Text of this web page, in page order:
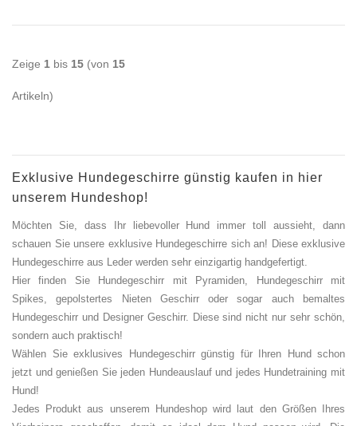
Zeige 1 bis 15 (von 15
Artikeln)
Exklusive Hundegeschirre günstig kaufen in hier
unserem Hundeshop!
Möchten Sie, dass Ihr liebevoller Hund immer toll aussieht, dann
schauen Sie unsere exklusive Hundegeschirre sich an! Diese exklusive
Hundegeschirre aus Leder werden sehr einzigartig handgefertigt.
Hier finden Sie Hundegeschirr mit Pyramiden, Hundegeschirr mit
Spikes, gepolstertes Nieten Geschirr oder sogar auch bemaltes
Hundegeschirr und Designer Geschirr. Diese sind nicht nur sehr schön,
sondern auch praktisch!
Wählen Sie exklusives Hundegeschirr günstig für Ihren Hund schon
jetzt und genießen Sie jeden Hundeauslauf und jedes Hundetraining mit
Hund!
Jedes Produkt aus unserem Hundeshop wird laut den Größen Ihres